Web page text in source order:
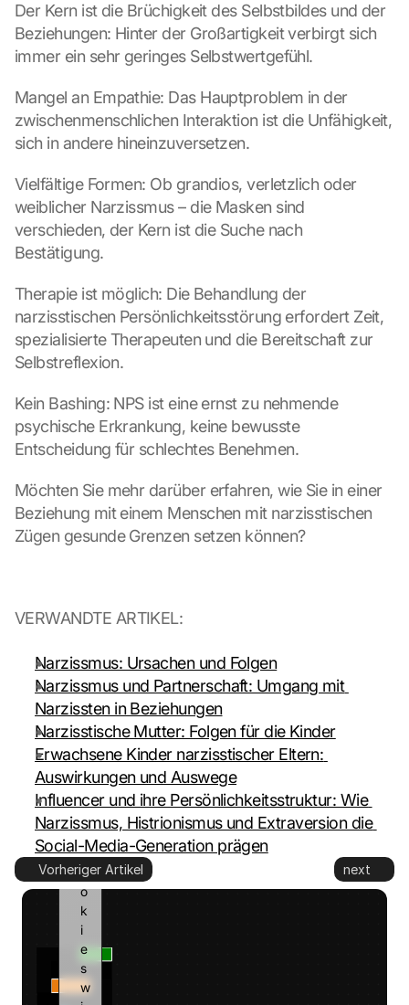
Der Kern ist die Brüchigkeit des Selbstbildes und der
Beziehungen: Hinter der Großartigkeit verbirgt sich
immer ein sehr geringes Selbstwertgefühl.
Mangel an Empathie: Das Hauptproblem in der
zwischenmenschlichen Interaktion ist die Unfähigkeit,
sich in andere hineinzuversetzen.
Vielfältige Formen: Ob grandios, verletzlich oder
weiblicher Narzissmus – die Masken sind
verschieden, der Kern ist die Suche nach
Bestätigung.
Therapie ist möglich: Die Behandlung der
narzisstischen Persönlichkeitsstörung erfordert Zeit,
spezialisierte Therapeuten und die Bereitschaft zur
Selbstreflexion.
Kein Bashing: NPS ist eine ernst zu nehmende
psychische Erkrankung, keine bewusste
Entscheidung für schlechtes Benehmen.
Möchten Sie mehr darüber erfahren, wie Sie in einer
Beziehung mit einem Menschen mit narzisstischen
Zügen gesunde Grenzen setzen können?
VERWANDTE ARTIKEL:
Narzissmus: Ursachen und Folgen
Narzissmus und Partnerschaft: Umgang mit
Narzissten in Beziehungen
Narzisstische Mutter: Folgen für die Kinder
Erwachsene Kinder narzisstischer Eltern:
Auswirkungen und Auswege
Influencer und ihre Persönlichkeitsstruktur: Wie
Narzissmus, Histrionismus und Extraversion die
Social-Media-Generation prägen
Vorheriger Artikel next
e
G
o
o
l
e
M
p
s
D
a
a
w
i
e
t
r
n
s
m
i
d
o
G
o
g
l
e
a
d
c
o
o
k
i
e
s
w